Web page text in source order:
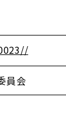
員会